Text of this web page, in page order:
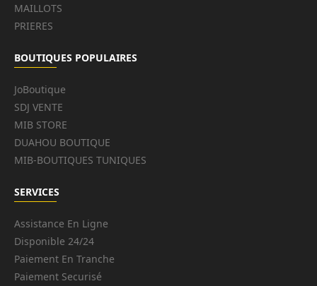
MAILLOTS
PRIERES
BOUTIQUES POPULAIRES
JoBoutique
SDJ VENTE
MIB STORE
DUAHOU BOUTIQUE
MIB-BOUTIQUES TUNIQUES
SERVICES
Assistance En Ligne
Disponible 24/24
Paiement En Tranche
Paiement Securisé